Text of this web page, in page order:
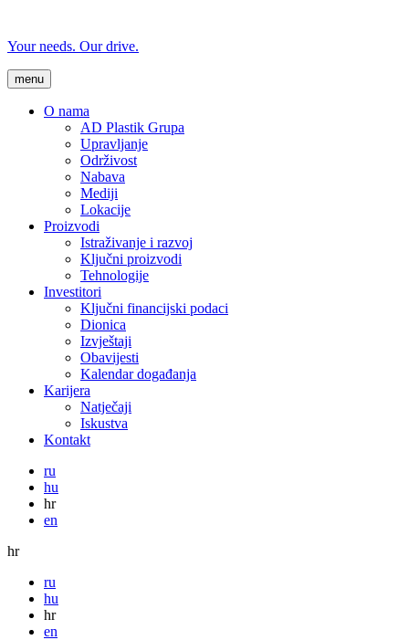
Your needs. Our drive.
menu
O nama
AD Plastik Grupa
Upravljanje
Održivost
Nabava
Mediji
Lokacije
Proizvodi
Istraživanje i razvoj
Ključni proizvodi
Tehnologije
Investitori
Ključni financijski podaci
Dionica
Izvještaji
Obavijesti
Kalendar događanja
Karijera
Natječaji
Iskustva
Kontakt
ru
hu
hr
en
hr
ru
hu
hr
en